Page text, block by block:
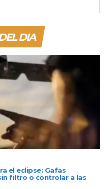
DIA
el eclipse: Gafas
filtro o controlar a las